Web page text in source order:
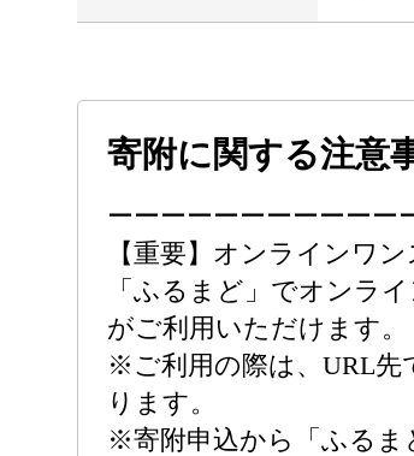
寄附に関する注意
ーーーーーーーーーーー
【重要】オンラインワ
「ふるまど」でオンラ
がご利用いただけます。
※ご利用の際は、URL先
ります。
※寄附申込から「ふるま